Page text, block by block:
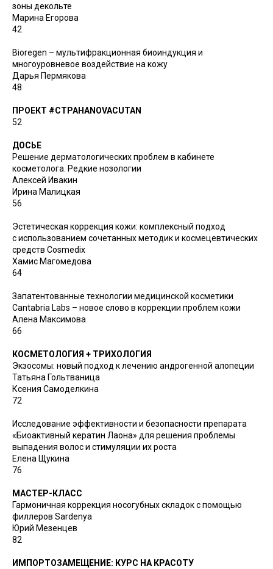
зоны декольте
Марина Егорова
42
Bioregen – мультифракционная биоиндукция и
многоуровневое воздействие на кожу
Дарья Пермякова
48
ПРОЕКТ #СТРАНАNOVACUTAN
52
ДОСЬЕ
Решение дерматологических проблем в кабинете
косметолога. Редкие нозологии
Алексей Ивакин
Ирина Малицкая
56
Эстетическая коррекция кожи: комплексный подход
с использованием сочетанных методик и космецевтических
средств Cosmedix
Хамис Магомедова
64
Запатентованные технологии медицинской косметики
Cantabria Labs – новое слово в коррекции проблем кожи
Алена Максимова
66
КОСМЕТОЛОГИЯ + ТРИХОЛОГИЯ
Экзосомы: новый подход к лечению андрогенной алопеции
Татьяна Гольтваница
Ксения Самоделкина
72
Исследование эффективности и безопасности препарата
«Биоактивный кератин Лаона» для решения проблемы
выпадения волос и стимуляции их роста
Елена Щукина
76
МАСТЕР-КЛАСС
Гармоничная коррекция носогубных складок с помощью
филлеров Sardenya
Юрий Мезенцев
82
ИМПОРТОЗАМЕЩЕНИЕ: КУРС НА КРАСОТУ